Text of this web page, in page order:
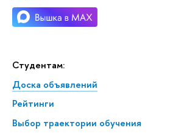
Студентам:
Доска объявлений
Рейтинги
Выбор траектории обучения